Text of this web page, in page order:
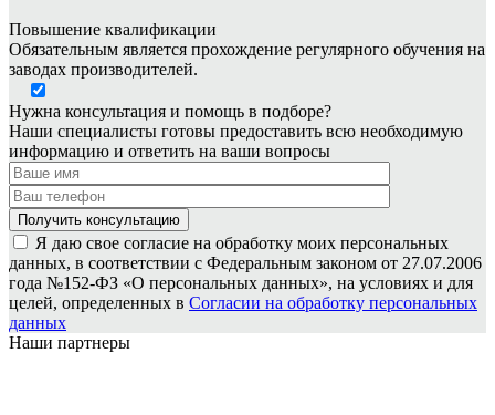
Повышение квалификации
Обязательным является прохождение регулярного обучения на
заводах производителей.
Нужна консультация и помощь в подборе?
Наши специалисты готовы предоставить всю необходимую
информацию и ответить на ваши вопросы
Я даю свое согласие на обработку моих персональных
данных, в соответствии с Федеральным законом от 27.07.2006
года №152-ФЗ «О персональных данных», на условиях и для
целей, определенных в Согласии на обработку персональных
данных
Наши партнеры